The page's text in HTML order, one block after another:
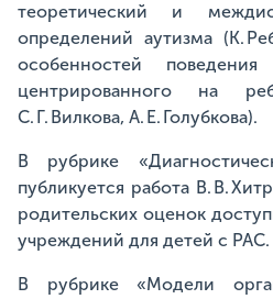
теоретический и
определений аутизма (К.
особенностей поведения
центрированного на
С. Г. Вилкова, А. Е. Голубкова).
В рубрике
публикуется работа В. В.
родительских оценок
учреждений для детей с РАС.
В рубрике «Модели